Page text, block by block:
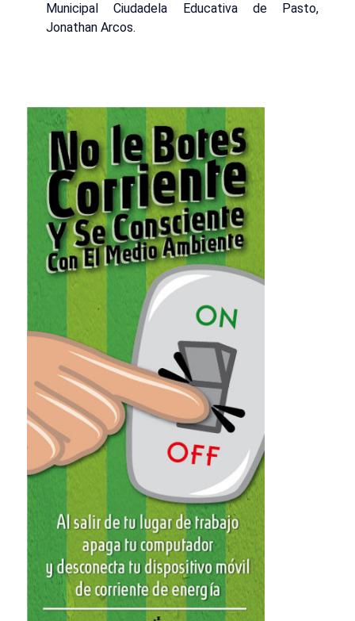
Municipal Ciudadela Educativa de Pasto,
Jonathan Arcos.